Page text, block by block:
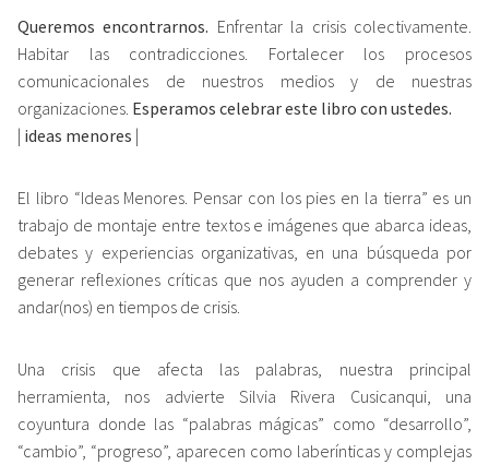
Queremos encontrarnos. Enfrentar la crisis colectivamente.
Habitar las contradicciones. Fortalecer los procesos
comunicacionales de nuestros medios y de nuestras
organizaciones. Esperamos celebrar este libro con ustedes.
| ideas menores |
El libro “Ideas Menores. Pensar con los pies en la tierra” es un
trabajo de montaje entre textos e imágenes que abarca ideas,
debates y experiencias organizativas, en una búsqueda por
generar reflexiones críticas que nos ayuden a comprender y
andar(nos) en tiempos de crisis.
Una crisis que afecta las palabras, nuestra principal
herramienta, nos advierte Silvia Rivera Cusicanqui, una
coyuntura donde las “palabras mágicas” como “desarrollo”,
“cambio”, “progreso”, aparecen como laberínticas y complejas